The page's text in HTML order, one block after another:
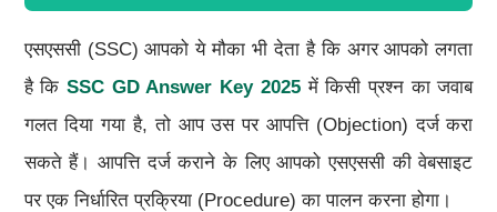
एसएससी (SSC) आपको ये मौका भी देता है कि अगर आपको लगता
है किSSC GD Answer Key2025में किसी प्रश्न का जवाब
गलत दिया गया है, तो आप उस पर आपत्ति (Objection) दर्ज करा
सकते हैं। आपत्ति दर्ज कराने के लिए आपको एसएससी की वेबसाइट
पर एक निर्धारित प्रक्रिया (Procedure) का पालन करना होगा।